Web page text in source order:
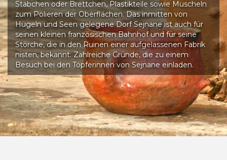
Stäbchen oder Brettchen, Plastikteile sowie Muscheln
zum Polieren der Oberflächen. Das inmitten von
Hügeln und Seen gelegene Dorf Sejnane ist auch für
seinen kleinen französischen Bahnhof und für seine
Störche, die in den Ruinen einer aufgelassenen Fabrik
nisten, bekannt. Zahlreiche Gründe, die zu einem
Besuch bei den Töpferinnen von Sejnane einladen.